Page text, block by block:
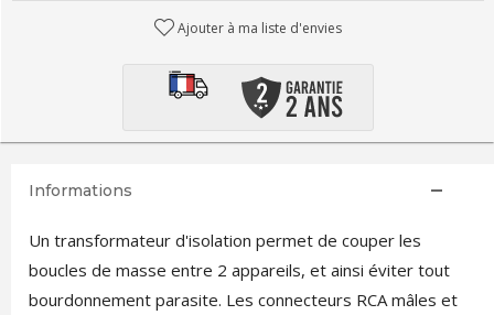
Ajouter à ma liste d'envies
Informations
Un transformateur d'isolation permet de couper les
boucles de masse entre 2 appareils, et ainsi éviter tout
bourdonnement parasite. Les connecteurs RCA mâles et